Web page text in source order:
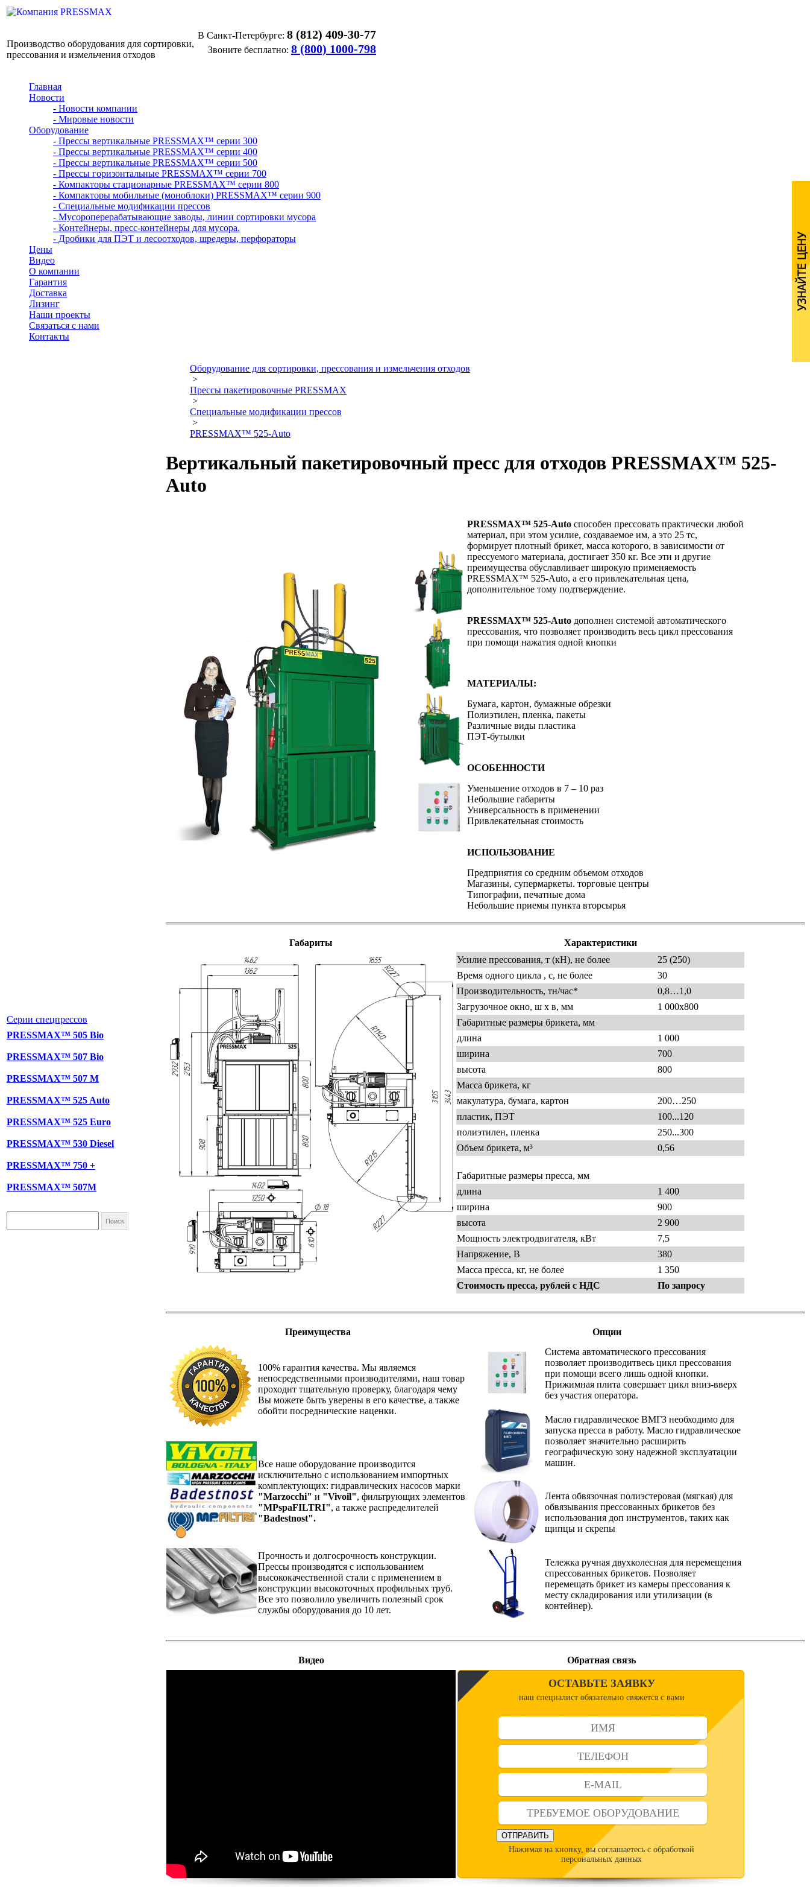
Производство оборудования для сортировки,
прессования и измельчения отходов
В Санкт-Петербурге: 8 (812) 409-30-77
Звоните бесплатно: 8 (800) 1000-798
Главная
Новости
- Новости компании
- Мировые новости
Оборудование
- Прессы вертикальные PRESSMAX™ серии 300
- Прессы вертикальные PRESSMAX™ серии 400
- Прессы вертикальные PRESSMAX™ серии 500
- Прессы горизонтальные PRESSMAX™ серии 700
- Компакторы стационарные PRESSMAX™ серии 800
- Компакторы мобильные (моноблоки) PRESSMAX™ серии 900
- Специальные модификации прессов
- Мусороперерабатывающие заводы, линии сортировки мусора
- Контейнеры, пресс-контейнеры для мусора.
- Дробики для ПЭТ и лесоотходов, шредеры, перфораторы
Цены
Видео
О компании
Гарантия
Доставка
Лизинг
Наши проекты
Связаться с нами
Контакты
Серии спецпрессов
PRESSMAX™ 505 Bio
PRESSMAX™ 507 Bio
PRESSMAX™ 507 M
PRESSMAX™ 525 Auto
PRESSMAX™ 525 Euro
PRESSMAX™ 530 Diesel
PRESSMAX™ 750 +
PRESSMAX™ 507M
Оборудование для сортировки, прессования и измельчения отходов
>
Прессы пакетировочные PRESSMAX
>
Специальные модификации прессов
>
PRESSMAX™ 525-Auto
Вертикальный пакетировочный пресс для отходов PRESSMAX™ 525-
Auto
PRESSMAX™ 525-Auto способен прессовать практически любой
материал, при этом усилие, создаваемое им, а это 25 тс,
формирует плотный брикет, масса которого, в зависимости от
прессуемого материала, достигает 350 кг. Все эти и другие
преимущества обуславливает широкую применяемость
PRESSMAX™ 525-Auto, а его привлекательная цена,
дополнительное тому подтверждение.
PRESSMAX™ 525-Auto дополнен системой автоматического
прессования, что позволяет производить весь цикл прессования
при помощи нажатия одной кнопки
МАТЕРИАЛЫ:
Бумага, картон, бумажные обрезки
Полиэтилен, пленка, пакеты
Различные виды пластика
ПЭТ-бутылки
ОСОБЕННОСТИ
Уменьшение отходов в 7 – 10 раз
Небольшие габариты
Универсальность в применении
Привлекательная стоимость
ИСПОЛЬЗОВАНИЕ
Предприятия со средним объемом отходов
Магазины, супермаркеты. торговые центры
Типографии, печатные дома
Небольшие приемы пункта вторсырья
Габариты
Характеристики
Усилие прессования, т (кН), не более
25 (250)
Время одного цикла , с, не более
30
Производительность, тн/час*
0,8…1,0
Загрузочное окно, ш x в, мм
1 000х800
Габаритные размеры брикета, мм
длина
1 000
ширина
700
высота
800
Масса брикета, кг
макулатура, бумага, картон
200…250
пластик, ПЭТ
100...120
полиэтилен, пленка
250...300
Объем брикета, м³
0,56
Габаритные размеры пресса, мм
длина
1 400
ширина
900
высота
2 900
Мощность электродвигателя, кВт
7,5
Напряжение, В
380
Масса пресса, кг, не более
1 350
Cтоимость пресса, рублей с НДС
По запросу
Преимущества Опции
100% гарантия качества. Мы являемся
непосредственными производителями, наш товар
проходит тщательную проверку, благодаря чему
Вы можете быть уверены в его качестве, а также
обойти посреднические наценки.
Система автоматического прессования
позволяет производитвесь цикл прессования
при помощи всего лишь одной кнопки.
Прижимная плита совершает цикл вниз-вверх
без участия оператора.
Масло гидравлическое ВМГЗ необходимо для
запуска пресса в работу. Масло гидравлическое
позволяет значительно расширить
географическую зону надежной эксплуатации
машин.
Лента обвязочная полиэстеровая (мягкая) для
обвязывания прессованных брикетов без
использования доп инструментов, таких как
щипцы и скрепы
Тележка ручная двухколесная для перемещения
спрессованных брикетов. Позволяет
перемещать брикет из камеры прессования к
месту складирования или утилизации (в
контейнер).
Все наше оборудование производится
исключительно с использованием импортных
комплектующих: гидравлических насосов марки
"Marzocchi" и "Vivoil", фильтрующих элементов
"MPspaFILTRI", а также распределителей
"Badestnost".
Прочность и долгосрочность конструкции.
Прессы производятся с использованием
высококачественной стали с применением в
конструкции высокоточных профильных труб.
Все это позволило увеличить полезный срок
службы оборудования до 10 лет.
Видео Обратная связь
ОСТАВЬТЕ ЗАЯВКУ
наш специалист обязательно свяжется с вами
ОТПРАВИТЬ
Нажимая на кнопку, вы соглашаетесь с обработкой
персональных данных